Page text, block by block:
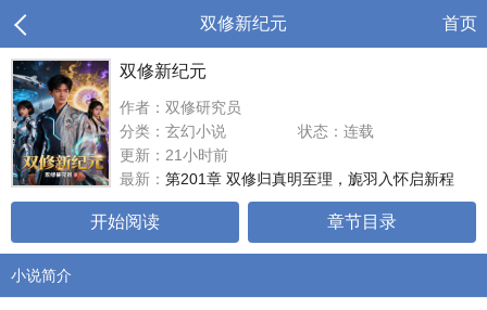
双修新纪元 首页
双修新纪元
作者：双修研究员
分类：玄幻小说
状态：连载
更新：21小时前
最新： 第201章 双修归真明至理，旎羽入怀启新程
开始阅读 章节目录
小说简介